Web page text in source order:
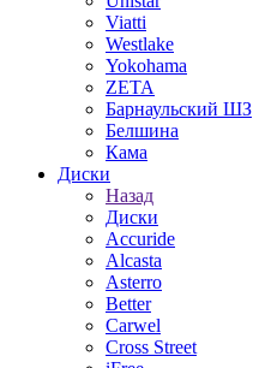
Viatti
Westlake
Yokohama
ZETA
Барнаульский ШЗ
Белшина
Кама
Диски
Назад
Диски
Accuride
Alcasta
Asterro
Better
Carwel
Cross Street